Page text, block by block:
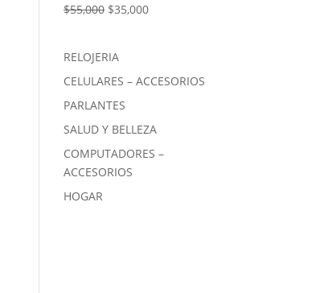
$55,000 El
era:
$55,000.
$35,000El
$35,000.
RELOJERIA
CELULARES – ACCESORIOS
PARLANTES
SALUD Y BELLEZA
COMPUTADORES –
ACCESORIOS
HOGAR